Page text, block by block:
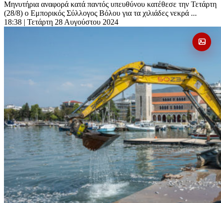
Μηνυτήρια αναφορά κατά παντός υπευθύνου κατέθεσε την Τετάρτη
(28/8) ο Εμπορικός Σύλλογος Βόλου για τα χιλιάδες νεκρά ...
18:38 | Τετάρτη 28 Αυγούστου 2024